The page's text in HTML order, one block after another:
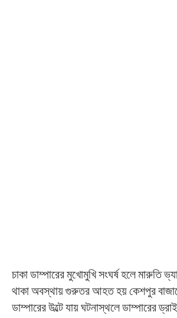
চাকা ডাম্পারের মুখোমুখি সংঘর্ষ হলে মারুতি
থাকা অবস্থায় গুরুতর আহত হয় কেশপুর
ডাম্পারের উল্টে যায় ঘটনাস্থলে ডাম্পারের